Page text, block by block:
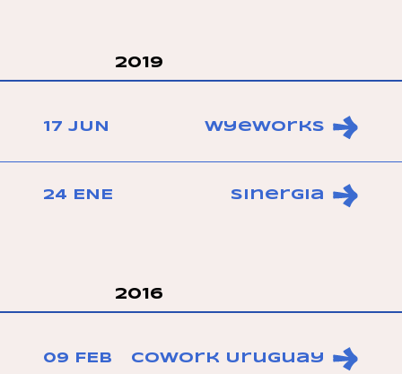
2019
17 JUN WyeWorks
24 ENE Sinergia
2016
09 FEB CoWork Uruguay